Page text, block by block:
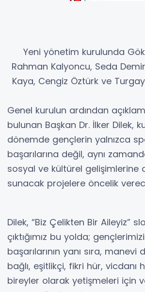
Yeni yönetim kurulunda
Rahman Kalyoncu, Seda
Kaya, Cengiz Öztürk ve
Genel kurulun ardından
bulunan Başkan Dr. İlker Dilek,
dönemde gençlerin yalnızca
başarılarına değil, aynı
sosyal ve kültürel gelişimlerine
sunacak projelere öncelik
Dilek, “Biz Çelikten Bir Aileyiz”
çıktığımız bu yolda;
başarılarının yanı sıra, manevi
bağlı, eşitlikçi, fikri hür, vicdanı
bireyler olarak yetişmeleri için